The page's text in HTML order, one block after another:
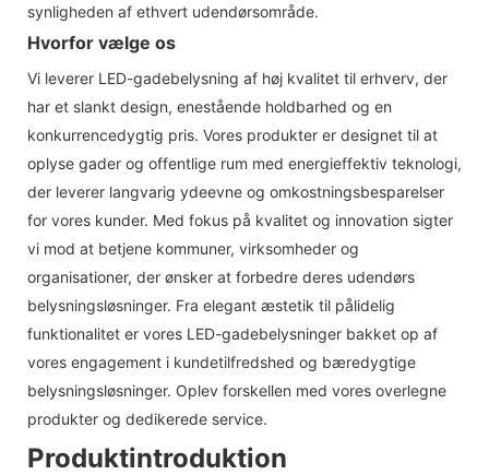
synligheden af ​​ethvert udendørsområde.
Hvorfor vælge os
Vi leverer LED-gadebelysning af høj kvalitet til erhverv, der
har et slankt design, enestående holdbarhed og en
konkurrencedygtig pris. Vores produkter er designet til at
oplyse gader og offentlige rum med energieffektiv teknologi,
der leverer langvarig ydeevne og omkostningsbesparelser
for vores kunder. Med fokus på kvalitet og innovation sigter
vi mod at betjene kommuner, virksomheder og
organisationer, der ønsker at forbedre deres udendørs
belysningsløsninger. Fra elegant æstetik til pålidelig
funktionalitet er vores LED-gadebelysninger bakket op af
vores engagement i kundetilfredshed og bæredygtige
belysningsløsninger. Oplev forskellen med vores overlegne
produkter og dedikerede service.
Produktintroduktion